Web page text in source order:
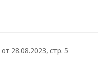
от 28.08.2023, стр. 5